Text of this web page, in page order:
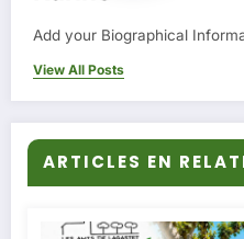
Add your Biographical
View All Posts
ARTICLES EN